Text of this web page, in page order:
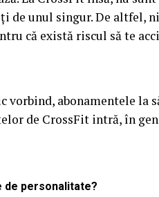
de unul singur. De altfel,
că există riscul să te
vorbind, abonamentele la
de CrossFit intră, în
de personalitate?